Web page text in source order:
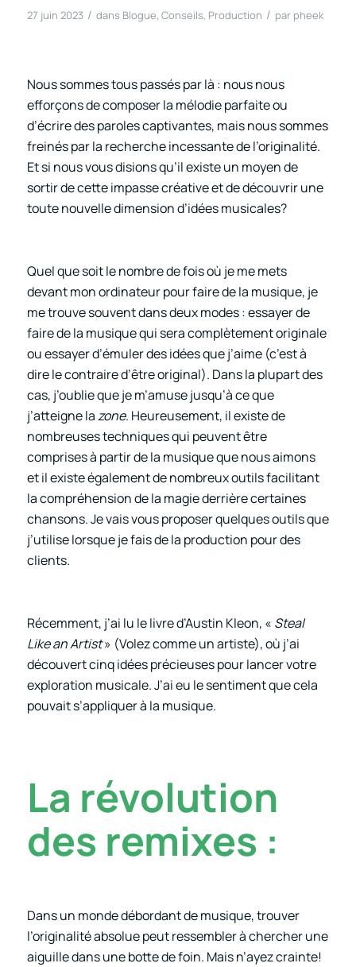
27 juin 2023 / dans Blogue, Conseils, Production / par pheek
Nous sommes tous passés par là : nous nous
efforçons de composer la mélodie parfaite ou
d’écrire des paroles captivantes, mais nous sommes
freinés par la recherche incessante de l’originalité.
Et si nous vous disions qu’il existe un moyen de
sortir de cette impasse créative et de découvrir une
toute nouvelle dimension d’idées musicales?
Quel que soit le nombre de fois où je me mets
devant mon ordinateur pour faire de la musique, je
me trouve souvent dans deux modes : essayer de
faire de la musique qui sera complètement originale
ou essayer d’émuler des idées que j’aime (c’est à
dire le contraire d’être original). Dans la plupart des
cas, j’oublie que je m’amuse jusqu’à ce que
j’atteigne lazone. Heureusement, il existe de
nombreuses techniques qui peuvent être
comprises à partir de la musique que nous aimons
et il existe également de nombreux outils facilitant
la compréhension de la magie derrière certaines
chansons. Je vais vous proposer quelques outils que
j’utilise lorsque je fais de la production pour des
clients.
Récemment, j’ai lu le livre d’Austin Kleon, « Steal
Like an Artist» (Volez comme un artiste), où j’ai
découvert cinq idées précieuses pour lancer votre
exploration musicale. J’ai eu le sentiment que cela
pouvait s’appliquer à la musique.
La révolution
des remixes :
Dans un monde débordant de musique, trouver
l’originalité absolue peut ressembler à chercher une
aiguille dans une botte de foin. Mais n’ayez crainte!